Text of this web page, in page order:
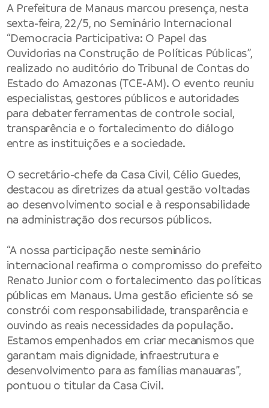
A Prefeitura de Manaus marcou presença, nesta
sexta-feira, 22/5, no Seminário Internacional
“Democracia Participativa: O Papel das
Ouvidorias na Construção de Políticas Públicas”,
realizado no auditório do Tribunal de Contas do
Estado do Amazonas (TCE-AM). O evento reuniu
especialistas, gestores públicos e autoridades
para debater ferramentas de controle social,
transparência e o fortalecimento do diálogo
entre as instituições e a sociedade.
O secretário-chefe da Casa Civil, Célio Guedes,
destacou as diretrizes da atual gestão voltadas
ao desenvolvimento social e à responsabilidade
na administração dos recursos públicos.
“A nossa participação neste seminário
internacional reafirma o compromisso do prefeito
Renato Junior com o fortalecimento das políticas
públicas em Manaus. Uma gestão eficiente só se
constrói com responsabilidade, transparência e
ouvindo as reais necessidades da população.
Estamos empenhados em criar mecanismos que
garantam mais dignidade, infraestrutura e
desenvolvimento para as famílias manauaras”,
pontuou o titular da Casa Civil.